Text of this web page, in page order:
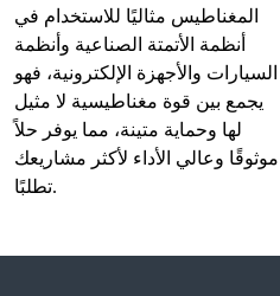
المغناطيس مثاليًا للاستخدام في
أنظمة الأتمتة الصناعية وأنظمة
السيارات والأجهزة الإلكترونية، فهو
يجمع بين قوة مغناطيسية لا مثيل
لها وحماية متينة، مما يوفر حلاً
موثوقًا وعالي الأداء لأكثر مشاريعك
تطلبًا.